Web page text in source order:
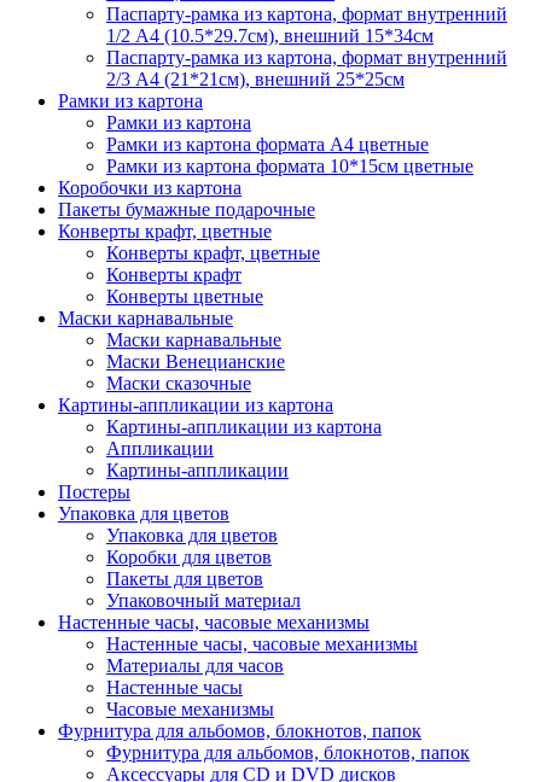
Паспарту-рамка из картона, формат внутренний
1/2 А4 (10.5*29.7см), внешний 15*34см
Паспарту-рамка из картона, формат внутренний
2/3 А4 (21*21см), внешний 25*25см
Рамки из картона
Рамки из картона
Рамки из картона формата А4 цветные
Рамки из картона формата 10*15см цветные
Коробочки из картона
Пакеты бумажные подарочные
Конверты крафт, цветные
Конверты крафт, цветные
Конверты крафт
Конверты цветные
Маски карнавальные
Маски карнавальные
Маски Венецианские
Маски сказочные
Картины-аппликации из картона
Картины-аппликации из картона
Аппликации
Картины-аппликации
Постеры
Упаковка для цветов
Упаковка для цветов
Коробки для цветов
Пакеты для цветов
Упаковочный материал
Настенные часы, часовые механизмы
Настенные часы, часовые механизмы
Материалы для часов
Настенные часы
Часовые механизмы
Фурнитура для альбомов, блокнотов, папок
Фурнитура для альбомов, блокнотов, папок
Аксессуары для CD и DVD дисков